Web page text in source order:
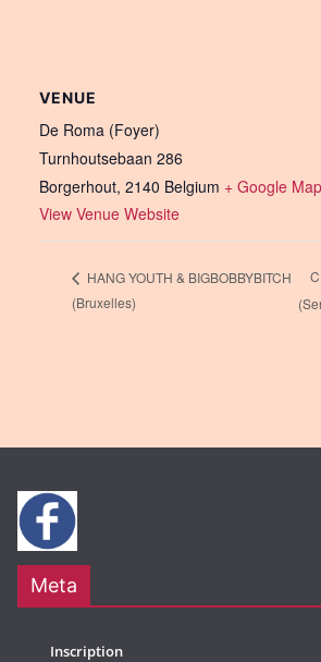
VENUE
De Roma (Foyer)
Turnhoutsebaan 286
Borgerhout, 2140 Belgium + Google Map
View Venue Website
HANG YOUTH & BIGBOBBYBITCH
(Bruxelles)
Meta
Inscription